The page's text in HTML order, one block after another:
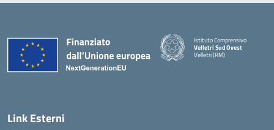
Istituto Comprensivo
Velletri Sud Ovest
Velletri (RM)
Link Esterni